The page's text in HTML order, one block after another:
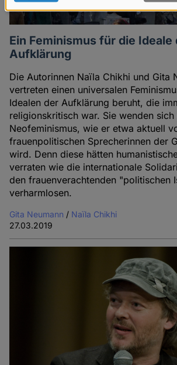
Ein Feminismus für die Ideale
Aufklärung
Die Autorinnen Naïla Chikhi und Gita
vertreten einen universalen
Idealen der Aufklärung beruht, die
religionskritisch war. Sie wenden
Neofeminismus, wie er etwa aktuell
frauenpolitischen Sprecherinnen der
wird. Denn diese hätten
verraten wie die internationale
den frauenverachtenden "politischen
verharmlosen.
Gita Neumann / Naïla Chikhi
27.03.2019
Daten
Cookies